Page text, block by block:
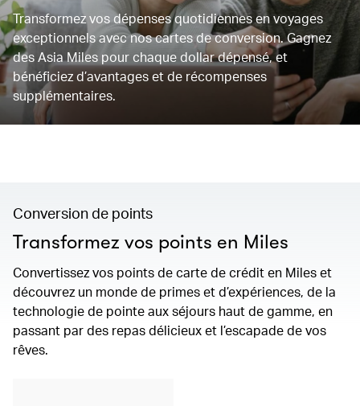
Transformez vos dépenses quotidiennes en voyages
exceptionnels avec nos cartes de conversion. Gagnez
des Asia Miles pour chaque dollar dépensé, et
bénéficiez d’avantages et de récompenses
supplémentaires.
Conversion de points
Transformez vos points en Miles
Convertissez vos points de carte de crédit en Miles et
découvrez un monde de primes et d’expériences, de la
technologie de pointe aux séjours haut de gamme, en
passant par des repas délicieux et l’escapade de vos
rêves.